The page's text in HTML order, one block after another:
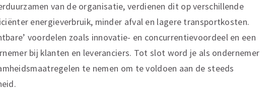
van de organisatie, verdienen dit op verschillende
energieverbruik, minder afval en lagere transportkosten.
voordelen zoals innovatie- en concurrentievoordeel en een
bij klanten en leveranciers. Tot slot word je als ondernemer
te nemen om te voldoen aan de steeds